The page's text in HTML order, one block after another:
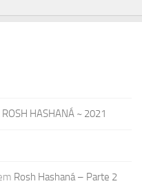
ROSH HASHANÁ ~ 2021
Rosh Hashaná – Parte 2